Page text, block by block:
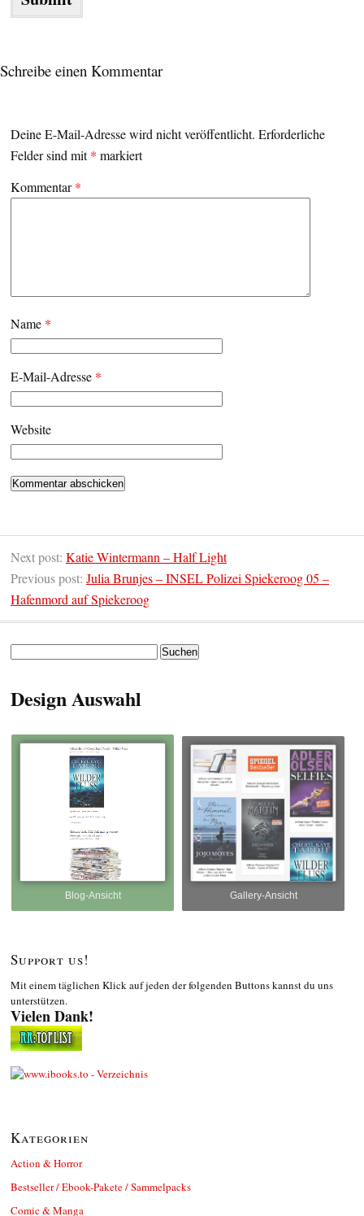
Schreibe einen Kommentar
Deine E-Mail-Adresse wird nicht veröffentlicht. Erforderliche
Felder sind mit* markiert
Kommentar*
Name *
E-Mail-Adresse *
Website
Next post: Katie Wintermann – Half Light
Previous post: Julia Brunjes – INSEL Polizei Spiekeroog 05 –
Hafenmord auf Spiekeroog
Design Auswahl
Blog-Ansicht Gallery-Ansicht
Support us!
Mit einem täglichen Klick auf jeden der folgenden Buttons kannst du uns
unterstützen.
Vielen Dank!
Kategorien
Action & Horror
Bestseller / Ebook-Pakete / Sammelpacks
Comic & Manga